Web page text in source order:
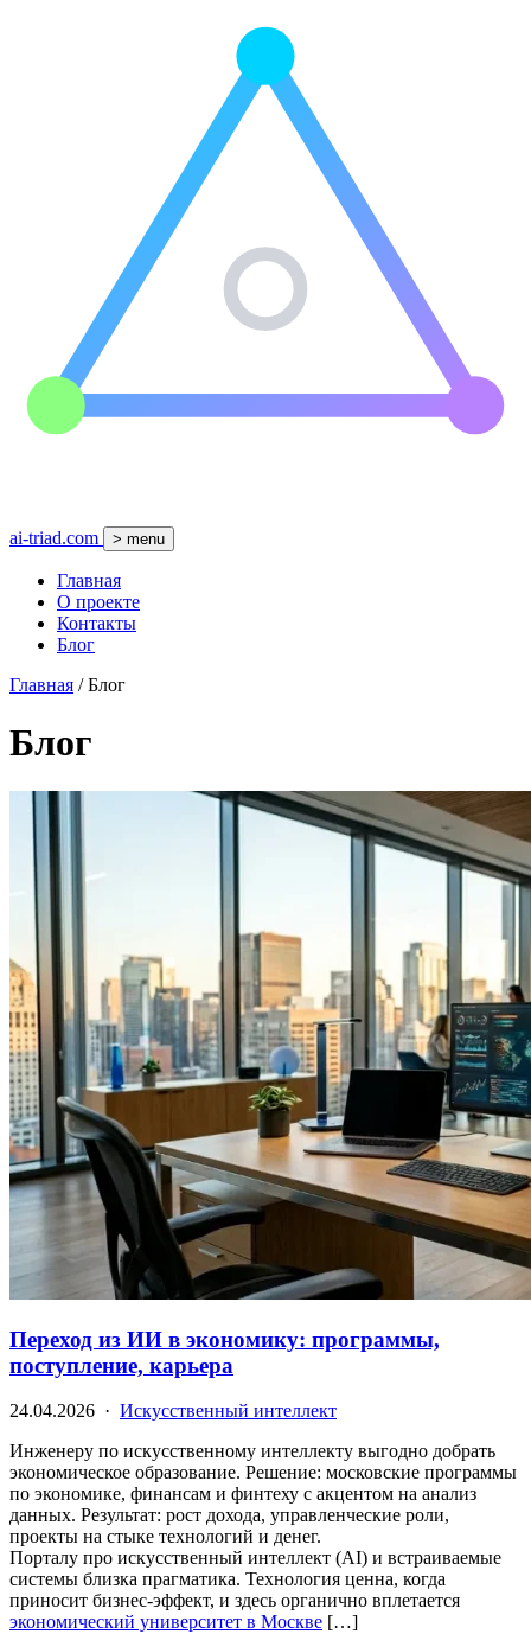
ai-triad.com > menu
Главная
О проекте
Контакты
Блог
Главная / Блог
Блог
Переход из ИИ в экономику: программы,
поступление, карьера
24.04.2026 · Искусственный интеллект
Инженеру по искусственному интеллекту выгодно добрать
экономическое образование. Решение: московские программы
по экономике, финансам и финтеху с акцентом на анализ
данных. Результат: рост дохода, управленческие роли,
проекты на стыке технологий и денег.
Порталу про искусственный интеллект (AI) и встраиваемые
системы близка прагматика. Технология ценна, когда
приносит бизнес-эффект, и здесь органично вплетается
экономический университет в Москве […]